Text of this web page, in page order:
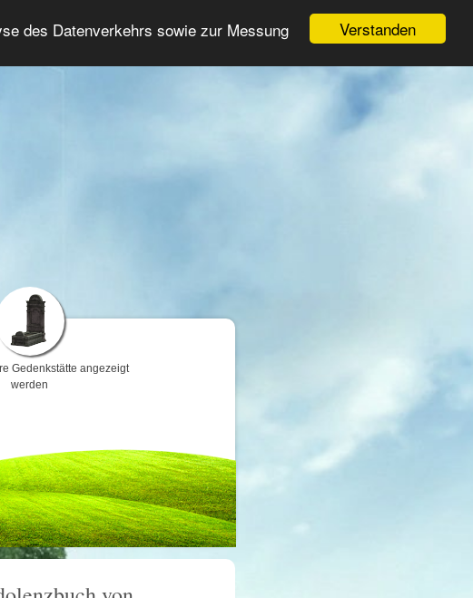
Verstanden
des Datenverkehrs sowie zur Messung
Anmelden
Gedenkstätte angezeigt
werden